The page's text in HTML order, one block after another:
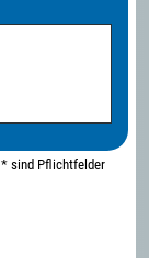
* sind Pflichtfelder